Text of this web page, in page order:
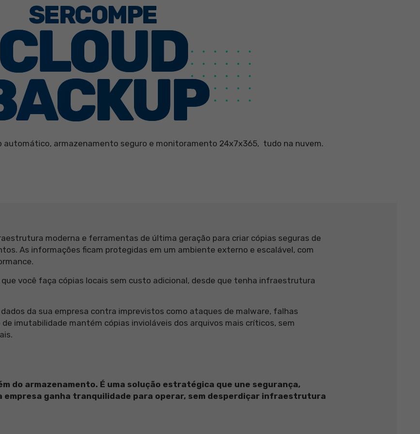
SERCOMPE
CLOUD
automático, armazenamento seguro e monitoramento 24x7x365, tudo na nuvem.
moderna e ferramentas de última geração para criar cópias seguras de
As informações ficam protegidas em um ambiente externo e escalável, com
você faça cópias locais sem custo adicional, desde que tenha infraestrutura
da sua empresa contra imprevistos como ataques de malware, falhas
imutabilidade mantém cópias invioláveis dos arquivos mais críticos, sem
do armazenamento. É uma solução estratégica que une segurança,
empresa ganha tranquilidade para operar, sem desperdiçar infraestrutura